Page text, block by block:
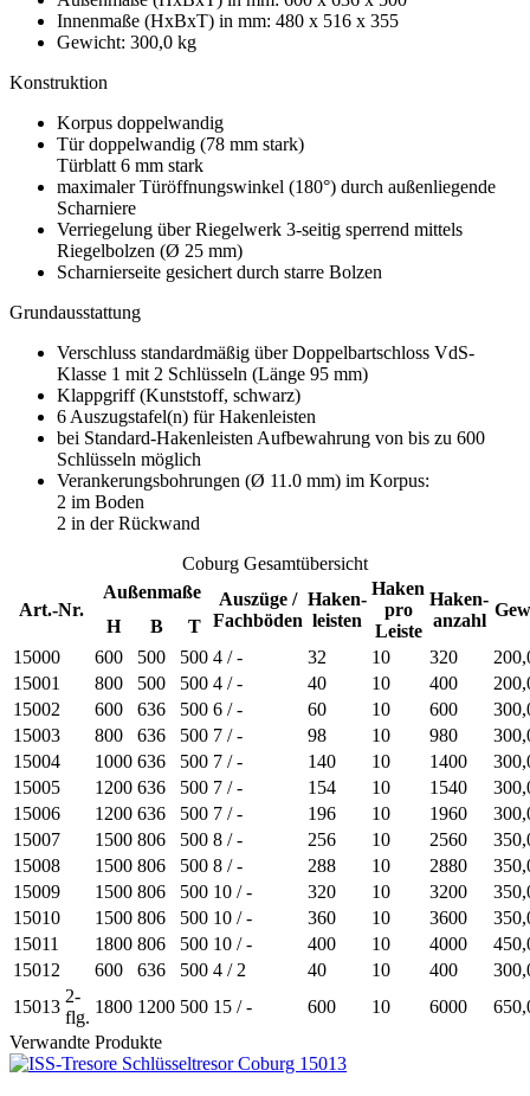
Innenmaße (HxBxT) in mm: 480 x 516 x 355
Gewicht: 300,0 kg
Konstruktion
Korpus doppelwandig
Tür doppelwandig (78 mm stark)
Türblatt 6 mm stark
maximaler Türöffnungswinkel (180°) durch außenliegende
Scharniere
Verriegelung über Riegelwerk 3-seitig sperrend mittels
Riegelbolzen (Ø 25 mm)
Scharnierseite gesichert durch starre Bolzen
Grundausstattung
Verschluss standardmäßig über Doppelbartschloss VdS-
Klasse 1 mit 2 Schlüsseln (Länge 95 mm)
Klappgriff (Kunststoff, schwarz)
6 Auszugstafel(n) für Hakenleisten
bei Standard-Hakenleisten Aufbewahrung von bis zu 600
Schlüsseln möglich
Verankerungsbohrungen (Ø 11.0 mm) im Korpus:
2 im Boden
2 in der Rückwand
Coburg Gesamtübersicht
Art.-Nr.
Außenmaße
Auszüge /
Fachböden
Haken-
leisten
Haken
pro
Leiste
Haken-
anzahl
H
B
T
15000
600 500 500 4 / - 32 10 320
15001
800 500 500 4 / - 40 10 400
15002
600 636 500 6 / - 60 10 600
15003
800 636 500 7 / - 98 10 980
15004
1000 636 500 7 / - 140 10 1400
15005
1200 636 500 7 / - 154 10 1540
15006
1200 636 500 7 / - 196 10 1960
15007
1500 806 500 8 / - 256 10 2560
15008
1500 806 500 8 / - 288 10 2880
15009
1500 806 500 10 / - 320 10 3200
15010
1500 806 500 10 / - 360 10 3600
15011
1800 806 500 10 / - 400 10 4000
15012
600 636 500 4 / 2 40 10 400
15013
2-
flg.
1800 1200 500 15 / - 600 10 6000
Verwandte Produkte